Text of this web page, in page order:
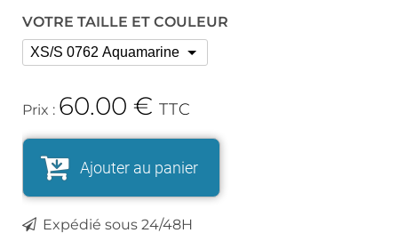
Foulards, écharpes,
Lunettes
Lunettes de Soleil
Bouquets parfumés et
Cuisine
Vaisselle et accessoires
VOTRE TAILLE ET COULEUR
Prix : 60.00 € TTC
Ajouter au panier
Expédié sous 24/48H